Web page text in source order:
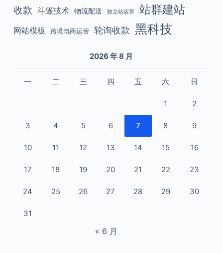
收款 斗篷技术 物流配送 独立站运营 站群建站
网站模板 跨境电商运营 轮询收款 黑科技
2026 年 8 月
一 二 三 四 五 六 日
1 2
3 4 5 6 7 8 9
10 11 12 13 14 15 16
17 18 19 20 21 22 23
24 25 26 27 28 29 30
31
« 6 月